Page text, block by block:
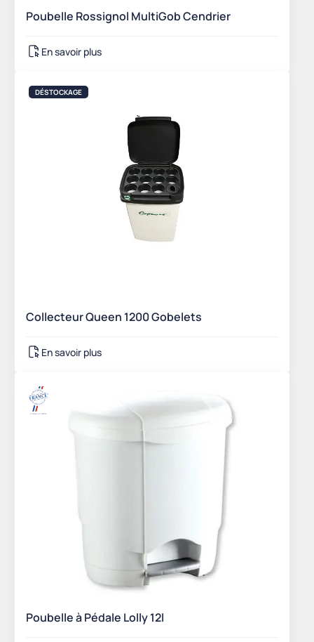
Poubelle Rossignol MultiGob Cendrier
En savoir plus
DÉSTOCKAGE
Collecteur Queen 1200 Gobelets
En savoir plus
Poubelle à Pédale Lolly 12l